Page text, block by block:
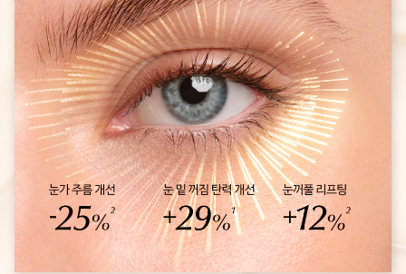
품질 보증 기준: 이엘씨에이한국(유)를 통해 공식 수입.판매되는
제품에 한해서, 제품에 이상이 있을 경우 공정거래위원회고시 품
목별 소비자 분쟁 해결 기준에 따라 안내 받으실 수 있습니다.
책임판매업자: 이엘씨에이한국(유)
7일 만에 되돌리는 눈가 피부 시간​*